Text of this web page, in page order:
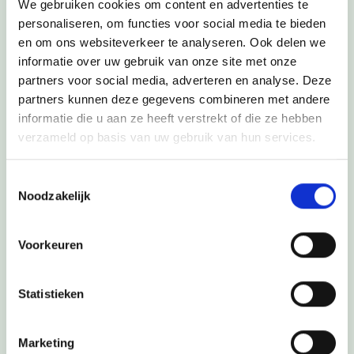
We gebruiken cookies om content en advertenties te
personaliseren, om functies voor social media te bieden
en om ons websiteverkeer te analyseren. Ook delen we
informatie over uw gebruik van onze site met onze
partners voor social media, adverteren en analyse. Deze
partners kunnen deze gegevens combineren met andere
informatie die u aan ze heeft verstrekt of die ze hebben
verzameld op basis van uw gebruik van hun services.
Noodzakelijk
Voorkeuren
Statistieken
Marketing
Ouder
Professioneel
Omgeving
Kind